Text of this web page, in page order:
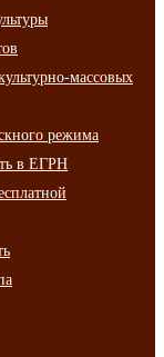
массовых
режима
в ЕГРН